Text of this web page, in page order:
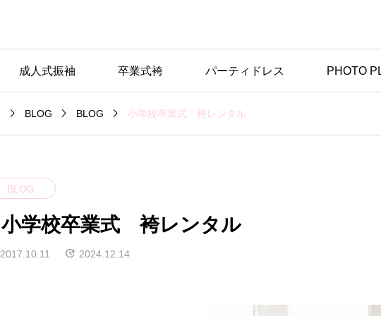
成人式振袖 卒業式袴 パーティドレス PHOTO
 BLOG  BLOG  小学校卒業式 袴レンタル
BLOG
小学校卒業式 袴レンタル
2017.10.11 2024.12.14